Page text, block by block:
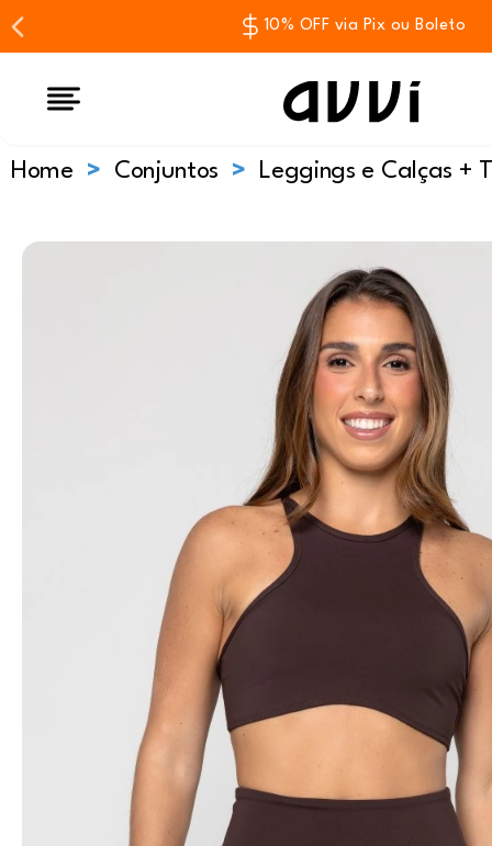
10% OFF via Pix ou Boleto
Home Conjuntos Leggings e Calças +